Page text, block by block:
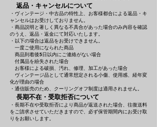
返品・キャンセルについて
・ヴィンテージ・中古品の特性上、お客様都合による返品・キ
ャンセルはお受けしておりません。
・商品説明と著しく異なる不具合があった場合のみ内容を確認
のうえ、返品・返金にて対応いたします。
・以下の場合は返品をお受けできません。
一度ご使用になられた商品
商品到着後5日以内にご連絡がない場合
付属品を紛失された場合
お客様による破損、汚れ、修理、加工があった場合
ヴィンテージ品として通常想定される小傷、使用感、経年変
化が理由の場合
・通信販売のため、クーリングオフ制度は適用されません。
長期不在・受取拒否について
・長期不在や受取拒否により商品が返送された場合、往復送料
をご請求させていただきますので、必ず保管期間内にお受け取
りをお願いします。